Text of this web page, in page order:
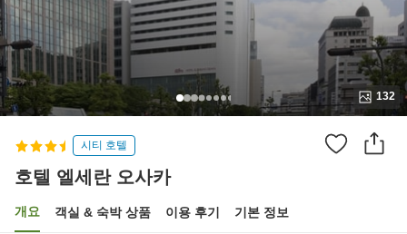
132
시티 호텔
호텔 엘세란 오사카
개요 객실 & 숙박 상품 이용 후기 기본 정보